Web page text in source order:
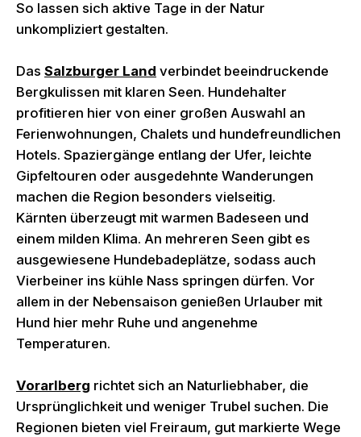
So lassen sich aktive Tage in der Natur
unkompliziert gestalten.
Das Salzburger Land verbindet beeindruckende
Bergkulissen mit klaren Seen. Hundehalter
profitieren hier von einer großen Auswahl an
Ferienwohnungen, Chalets und hundefreundlichen
Hotels. Spaziergänge entlang der Ufer, leichte
Gipfeltouren oder ausgedehnte Wanderungen
machen die Region besonders vielseitig.
Kärnten überzeugt mit warmen Badeseen und
einem milden Klima. An mehreren Seen gibt es
ausgewiesene Hundebadeplätze, sodass auch
Vierbeiner ins kühle Nass springen dürfen. Vor
allem in der Nebensaison genießen Urlauber mit
Hund hier mehr Ruhe und angenehme
Temperaturen.
Vorarlberg richtet sich an Naturliebhaber, die
Ursprünglichkeit und weniger Trubel suchen. Die
Regionen bieten viel Freiraum, gut markierte Wege